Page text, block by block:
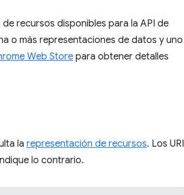
recursos disponibles para la API de
o más representaciones de datos y uno
Web Storepara obtener detalles
la representación de recursos. Los URI
lo contrario.